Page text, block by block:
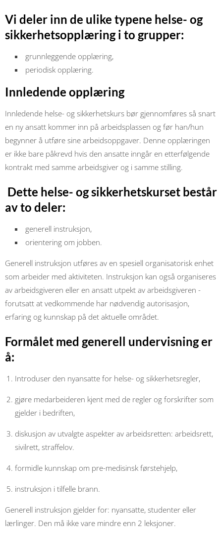
Vi deler inn de ulike typene helse- og
sikkerhetsopplæring i to grupper:
grunnleggende opplæring,
periodisk opplæring.
Innledende opplæring
Innledende helse- og sikkerhetskurs bør gjennomføres så snart
en ny ansatt kommer inn på arbeidsplassen og før han/hun
begynner å utføre sine arbeidsoppgaver. Denne opplæringen
er ikke bare påkrevd hvis den ansatte inngår en etterfølgende
kontrakt med samme arbeidsgiver og i samme stilling.
Dette helse- og sikkerhetskurset består
av to deler:
generell instruksjon,
orientering om jobben.
Generell instruksjon utføres av en spesiell organisatorisk enhet
som arbeider med aktiviteten. Instruksjon kan også organiseres
av arbeidsgiveren eller en ansatt utpekt av arbeidsgiveren -
forutsatt at vedkommende har nødvendig autorisasjon,
erfaring og kunnskap på det aktuelle området.
Formålet med generell undervisning er
å:
Introduser den nyansatte for helse- og sikkerhetsregler,
gjøre medarbeideren kjent med de regler og forskrifter som
gjelder i bedriften,
diskusjon av utvalgte aspekter av arbeidsretten: arbeidsrett,
sivilrett, straffelov.
formidle kunnskap om pre-medisinsk førstehjelp,
instruksjon i tilfelle brann.
Generell instruksjon gjelder for: nyansatte, studenter eller
lærlinger. Den må ikke vare mindre enn 2 leksjoner.